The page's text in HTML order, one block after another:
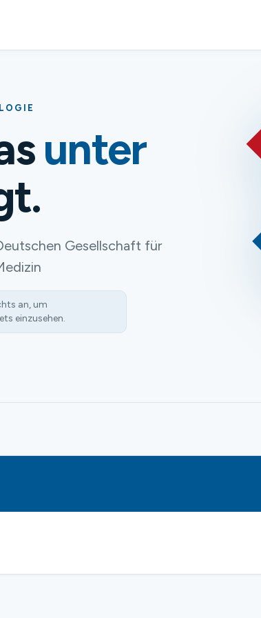
unter
Gesellschaft für
an, um
einzusehen.